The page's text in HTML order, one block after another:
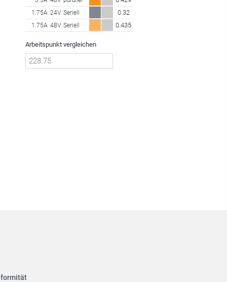
1.75A 24V Seriell 0.32
1.75A 48V Seriell 0.435
Arbeitspunkt vergleichen